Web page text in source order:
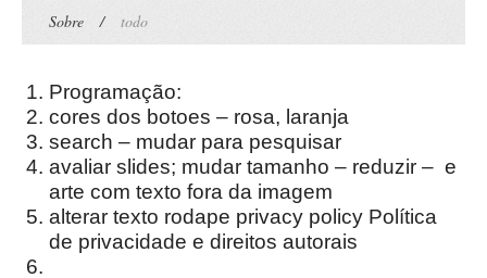
Sobre / todo
Programação:
cores dos botoes – rosa, laranja
search – mudar para pesquisar
avaliar slides; mudar tamanho – reduzir – e
arte com texto fora da imagem
alterar texto rodape privacy policy Política
de privacidade e direitos autorais